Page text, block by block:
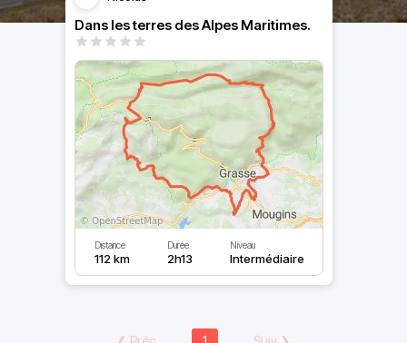
Dans les terres des Alpes Maritimes.
Distance
112 km
Durée
2h13
Niveau
Intermédiaire